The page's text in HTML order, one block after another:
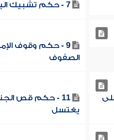
7 - حكم تشبيك اليدين في المسجد
9 - حكم وقوف
الصفوف
11 - حكم قص
يغتسل